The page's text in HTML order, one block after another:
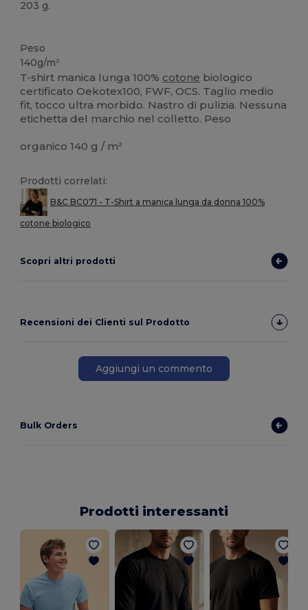
203 g.
Peso
140g/m²
T-shirt manica lunga 100% cotone biologico
certificato Oekotex100, FWF, OCS. Taglio medio
fit, tocco ultra morbido. Nastro di pulizia. Nessuna
etichetta del marchio nel colletto. Peso
organico 140 g / m²
Prodotti correlati:
B&C BC071 - T-Shirt a manica lunga da donna 100%
cotone biologico
Scopri altri prodotti
Recensioni dei Clienti sul Prodotto
Aggiungi un commento
Bulk Orders
Prodotti interessanti